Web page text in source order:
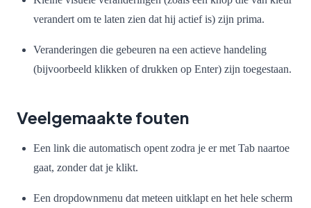
verandert om te laten zien dat hij actief is) zijn prima.
Veranderingen die gebeuren na een actieve handeling
(bijvoorbeeld klikken of drukken op Enter) zijn toegestaan.
Veelgemaakte fouten
Een link die automatisch opent zodra je er met Tab naartoe
gaat, zonder dat je klikt.
Een dropdownmenu dat meteen uitklapt en het hele scherm